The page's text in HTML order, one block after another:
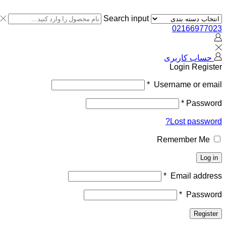
Search input
02166977023
حساب کاربری
Login Register
Username or email
*
Password
*
Lost password?
Remember Me
Log in
Email address
*
Password
*
Register